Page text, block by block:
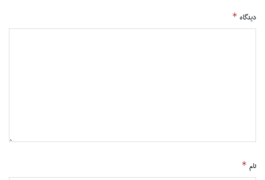
دیدگاه *
نام *